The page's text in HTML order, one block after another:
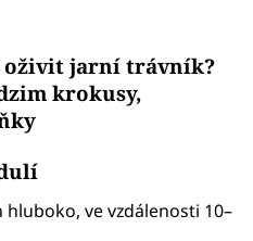
oživit jarní trávník?
krokusy,
hluboko, ve vzdálenosti 10–